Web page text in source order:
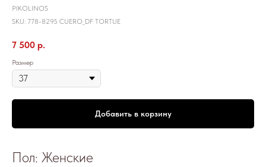
PIKOLINOS
SKU: 778-8295 CUERO_DF TORTUE
7 500 р.
Размер
Добавить в корзину
Пол: Женские